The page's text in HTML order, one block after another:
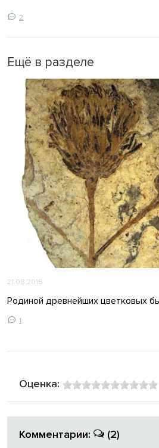
2
Ещё в разделе
21.08.2015
Родиной древнейших цветковых
1
Оценка:
Комментарии: (2)